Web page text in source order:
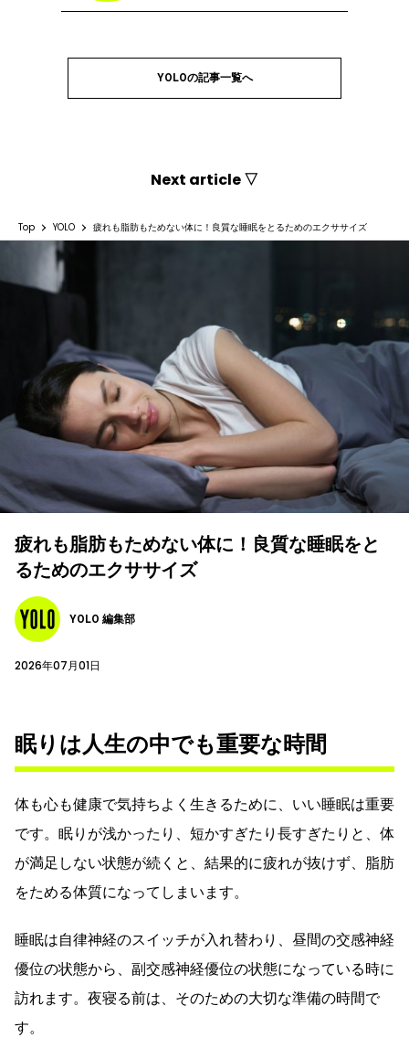
YOLOの記事一覧へ
Next article ▽
Top YOLO 疲れも脂肪もためない体に！良質な睡眠をとるためのエクササイズ
疲れも脂肪もためない体に！良質な睡眠をと
るためのエクササイズ
YOLO 編集部
2026年07月01日
眠りは人生の中でも重要な時間
体も心も健康で気持ちよく生きるために、いい睡眠は重要
です。眠りが浅かったり、短かすぎたり長すぎたりと、体
が満足しない状態が続くと、結果的に疲れが抜けず、脂肪
をためる体質になってしまいます。
睡眠は自律神経のスイッチが入れ替わり、昼間の交感神経
優位の状態から、副交感神経優位の状態になっている時に
訪れます。夜寝る前は、そのための大切な準備の時間で
す。